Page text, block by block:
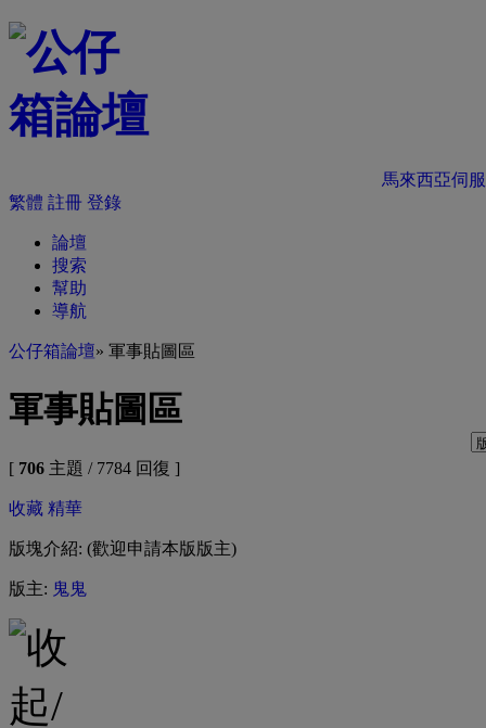
馬來西亞伺
繁體 註冊 登錄
論壇
搜索
幫助
導航
公仔箱論壇» 軍事貼圖區
軍事貼圖區
[ 706 主題 / 7784 回復 ]
收藏 精華
版塊介紹: (歡迎申請本版版主)
版主: 鬼鬼